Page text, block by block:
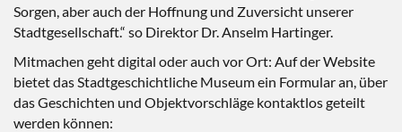
Sorgen, aber auch der Hoffnung und Zuversicht unserer
Stadtgesellschaft.“ so Direktor Dr. Anselm Hartinger.
Mitmachen geht digital oder auch vor Ort: Auf der Website
bietet das Stadtgeschichtliche Museum ein Formular an, über
das Geschichten und Objektvorschläge kontaktlos geteilt
werden können: